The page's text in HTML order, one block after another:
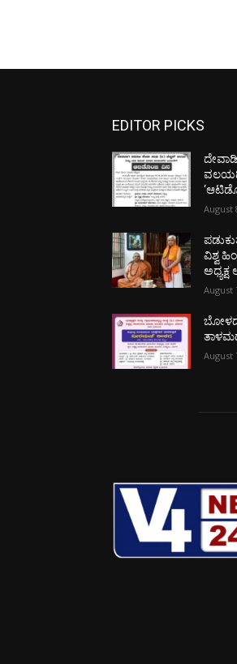
EDITOR PICKS
August
ವಿಶ್ವ
August
August